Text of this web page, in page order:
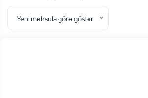
Yeni məhsula görə göstər